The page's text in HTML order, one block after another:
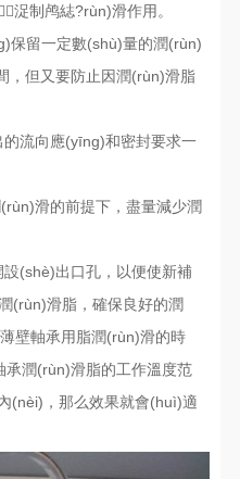
浞制鸬綕?rùn)滑作用。
留一定數(shù)量的潤(rùn)
，但又要防止因潤(rùn)滑脂
流向應(yīng)和密封要求一
的前提下，盡量減少潤
出口孔，以便使新補
滑脂，確保良好的潤
薄壁軸承用脂潤(rùn)滑的時
潤(rùn)滑脂的工作溫度范
(nèi)，那么效果就會(huì)適